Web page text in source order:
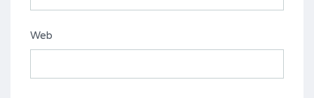
Web